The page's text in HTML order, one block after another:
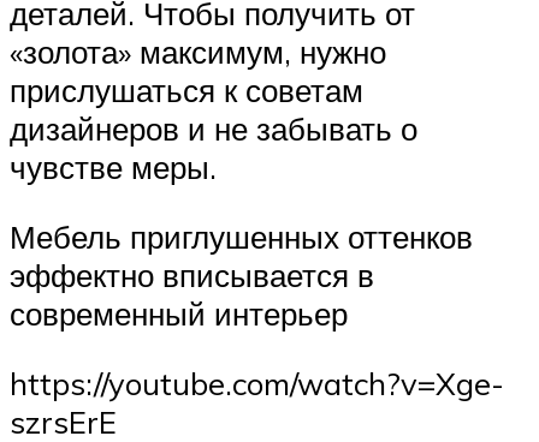
деталей. Чтобы получить от
«золота» максимум, нужно
прислушаться к советам
дизайнеров и не забывать о
чувстве меры.
Мебель приглушенных оттенков
эффектно вписывается в
современный интерьер
https://youtube.com/watch?v=Xge-
szrsErE